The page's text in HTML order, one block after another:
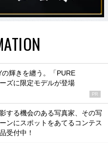
の輝きを纏う。「PURE
ズに限定モデルが登場
PR
する機会のある写真家、その写
ンにスポットをあてるコンテス
受付中！